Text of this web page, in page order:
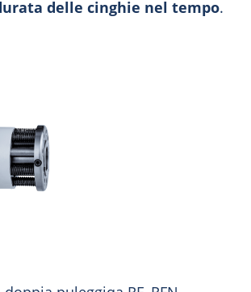
delle cinghie nel tempo.